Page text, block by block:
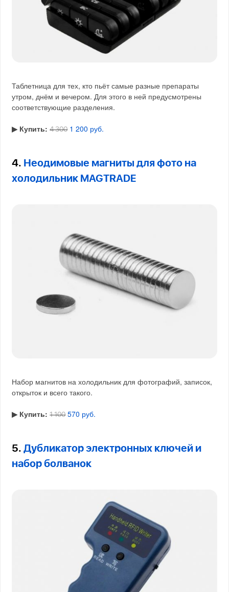
Таблетница для тех, кто пьёт самые разные препараты
утром, днём и вечером. Для этого в ней предусмотрены
соответствующие разделения.
▶︎ Купить: 4 300 1 200 руб.
4. Неодимовые магниты для фото на
холодильник MAGTRADE
Набор магнитов на холодильник для фотографий, записок,
открыток и всего такого.
▶︎ Купить: 1 100 570 руб.
5.Дубликатор электронных ключей и
набор болванок